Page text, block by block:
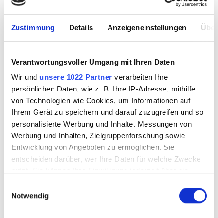
Zustimmung Details Anzeigeneinstellungen
Verantwortungsvoller Umgang mit Ihren Daten
Wir und unsere 1022 Partner verarbeiten Ihre
persönlichen Daten, wie z. B. Ihre IP-Adresse, mithilfe
von Technologien wie Cookies, um Informationen auf
Ihrem Gerät zu speichern und darauf zuzugreifen und so
personalisierte Werbung und Inhalte, Messungen von
Werbung und Inhalten, Zielgruppenforschung sowie
Entwicklung von Angeboten zu ermöglichen. Sie
entscheiden darüber, wer Ihre Daten für welche Zwecke
Trigger Symbol ändern oder widerrufen
Notwendig
24h Shop
WC
Dusche
WLAN
Rollstuhlgerecht
Schnellimbiss
Spielplatz
Wickeltisch